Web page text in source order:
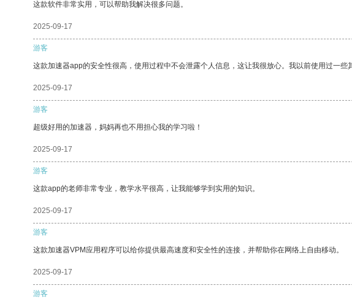
这款软件非常实用，可以帮助我解决很多问题。
2025-09-17
游客
这款加速器app的安全性很高，使用过程中不会泄露个人信息，这让我很放心。我以前使用过一
2025-09-17
游客
超级好用的加速器，妈妈再也不用担心我的学习啦！
2025-09-17
游客
这款app的老师非常专业，教学水平很高，让我能够学到实用的知识。
2025-09-17
游客
这款加速器VPM应用程序可以给你提供最高速度和安全性的连接，并帮助你在网络上自由移动。
2025-09-17
游客